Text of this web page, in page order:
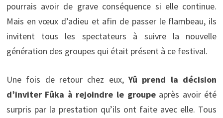
pourrais avoir de grave conséquence si elle continue.
Mais en vœux d’adieu et afin de passer le flambeau, ils
invitent tous les spectateurs à suivre la nouvelle
génération des groupes qui était présent à ce festival.
Une fois de retour chez eux,Yû prend la décision
d’inviter Fûka à rejoindre le groupe après avoir été
surpris par la prestation qu’ils ont faite avec elle. Tous